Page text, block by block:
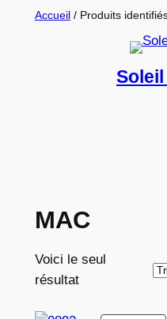
Accueil/ Produits identifiés
MAC
Voici le seul
résultat